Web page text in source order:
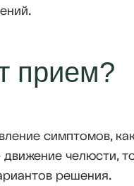
прием?
симптомов,
движение челюсти,
решения.